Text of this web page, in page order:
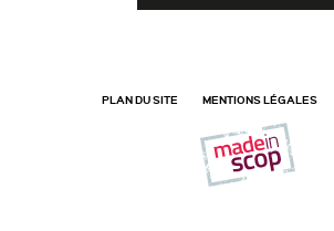
PLAN DU SITE MENTIONS LÉGALES